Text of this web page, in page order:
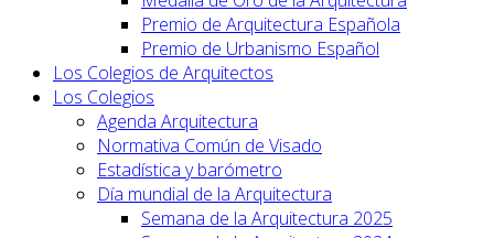
Premio de Arquitectura Española
Premio de Urbanismo Español
Los Colegios de Arquitectos
Los Colegios
Agenda Arquitectura
Normativa Común de Visado
Estadística y barómetro
Día mundial de la Arquitectura
Semana de la Arquitectura 2025